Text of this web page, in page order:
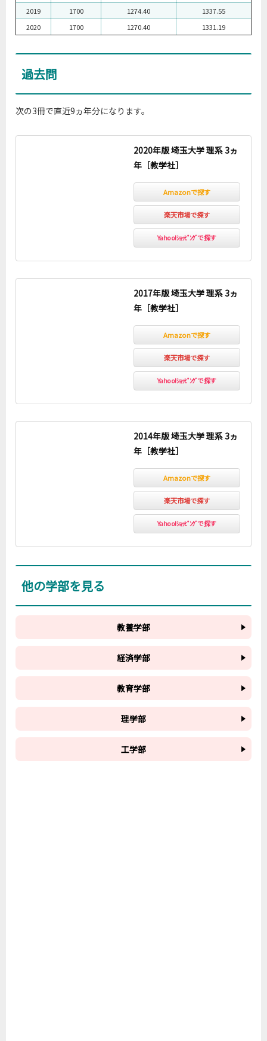
2019
1700 1274.40
1337.55
2020
1700 1270.40 1331.19
過去問
次の3冊で直近9ヵ年分になります。
2020年版 埼玉大学 理系 3ヵ
年［教学社］
Amazonで探す
楽天市場で探す
Yahoo!ｼｮｯﾋﾟﾝｸﾞで探す
2017年版 埼玉大学 理系 3ヵ
年［教学社］
Amazonで探す
楽天市場で探す
Yahoo!ｼｮｯﾋﾟﾝｸﾞで探す
2014年版 埼玉大学 理系 3ヵ
年［教学社］
Amazonで探す
楽天市場で探す
Yahoo!ｼｮｯﾋﾟﾝｸﾞで探す
他の学部を見る
教養学部
経済学部
教育学部
理学部
工学部